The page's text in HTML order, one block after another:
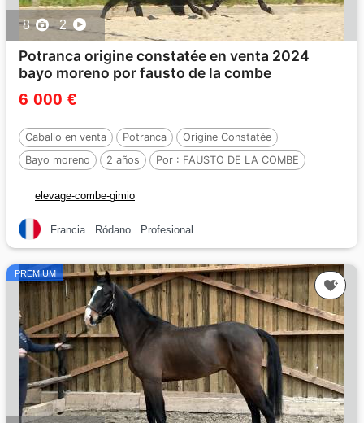
8 2
Potranca origine constatée en venta 2024
bayo moreno por fausto de la combe
6 000 €
Caballo en venta Potranca
Origine Constatée
Bayo moreno
2 años Por : FAUSTO DE LA COMBE
elevage-combe-gimio
Francia Ródano Profesional
PREMIUM